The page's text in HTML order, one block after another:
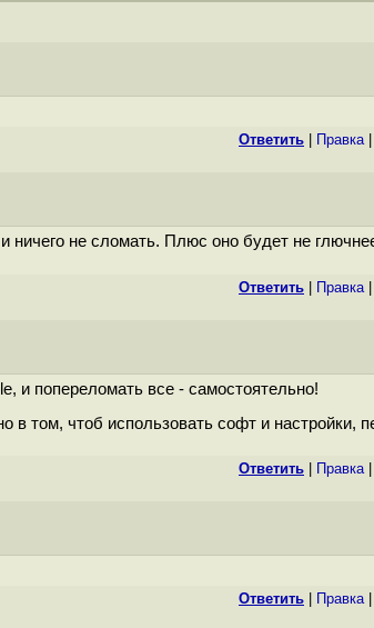
Ответить Правка|
не сломать. Плюс оно будет не
Ответить Правка|
и попереломать все - самостоятельно!
в том, чтоб использовать софт и настройки,
Ответить Правка|
Ответить Правка|